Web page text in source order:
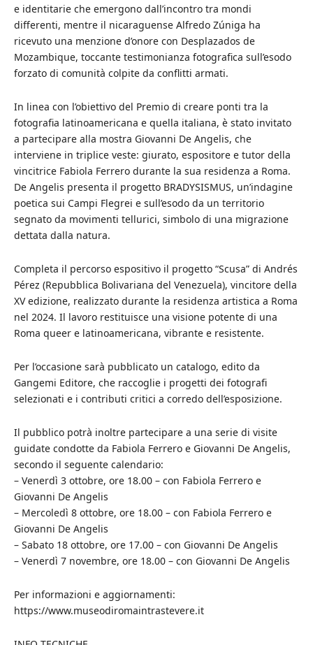
e identitarie che emergono dall’incontro tra mondi
differenti, mentre il nicaraguense Alfredo Zúniga ha
ricevuto una menzione d’onore con Desplazados de
Mozambique, toccante testimonianza fotografica sull’esodo
forzato di comunità colpite da conflitti armati.
In linea con l’obiettivo del Premio di creare ponti tra la
fotografia latinoamericana e quella italiana, è stato invitato
a partecipare alla mostra Giovanni De Angelis, che
interviene in triplice veste: giurato, espositore e tutor della
vincitrice Fabiola Ferrero durante la sua residenza a Roma.
De Angelis presenta il progetto BRADYSISMUS, un’indagine
poetica sui Campi Flegrei e sull’esodo da un territorio
segnato da movimenti tellurici, simbolo di una migrazione
dettata dalla natura.
Completa il percorso espositivo il progetto “Scusa” di Andrés
Pérez (Repubblica Bolivariana del Venezuela), vincitore della
XV edizione, realizzato durante la residenza artistica a Roma
nel 2024. Il lavoro restituisce una visione potente di una
Roma queer e latinoamericana, vibrante e resistente.
Per l’occasione sarà pubblicato un catalogo, edito da
Gangemi Editore, che raccoglie i progetti dei fotografi
selezionati e i contributi critici a corredo dell’esposizione.
Il pubblico potrà inoltre partecipare a una serie di visite
guidate condotte da Fabiola Ferrero e Giovanni De Angelis,
secondo il seguente calendario:
– Venerdì 3 ottobre, ore 18.00 – con Fabiola Ferrero e
Giovanni De Angelis
– Mercoledì 8 ottobre, ore 18.00 – con Fabiola Ferrero e
Giovanni De Angelis
– Sabato 18 ottobre, ore 17.00 – con Giovanni De Angelis
– Venerdì 7 novembre, ore 18.00 – con Giovanni De Angelis
Per informazioni e aggiornamenti:
https://www.museodiromaintrastevere.it